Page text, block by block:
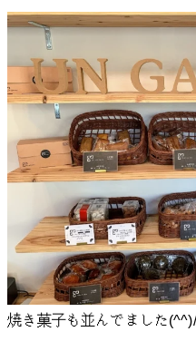
焼き菓子も並んでました(^^)/